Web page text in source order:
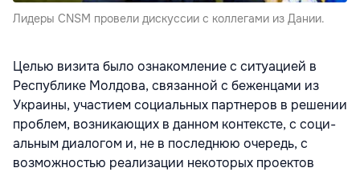
Лидеры CNSM провели дискуссии с коллегами из Дании.
Целью визита было ознакомление с ситуацией в
Республике Молдова, свя­занной с беженцами из
Украины, участием социальных партнеров в решении
проблем, возникающих в данном контексте, с соци­
альным диалогом и, не в последнюю оче­редь, с
возможностью реализации неко­торых проектов